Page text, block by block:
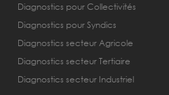
Diagnostics pour Collectivités
Diagnostics pour Syndics
Diagnostics secteur Agricole
Diagnostics secteur Tertiaire
Diagnostics secteur Industriel